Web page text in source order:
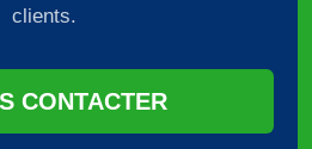
clients.
CONTACTER